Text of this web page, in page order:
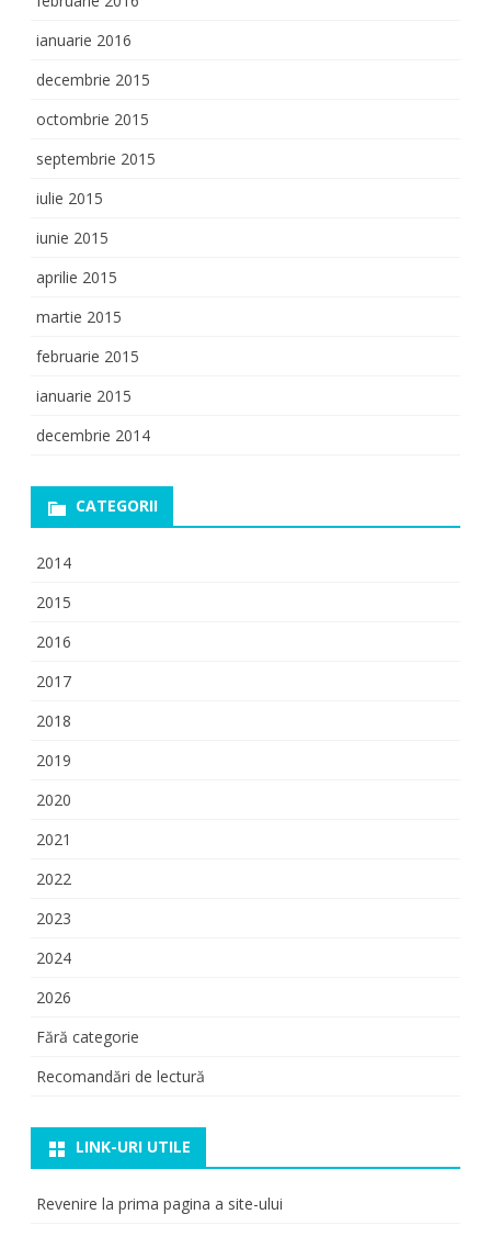
ianuarie 2016
decembrie 2015
octombrie 2015
septembrie 2015
iulie 2015
iunie 2015
aprilie 2015
martie 2015
februarie 2015
ianuarie 2015
decembrie 2014
CATEGORII
2014
2015
2016
2017
2018
2019
2020
2021
2022
2023
2024
2026
Fără categorie
Recomandări de lectură
LINK-URI UTILE
Revenire la prima pagina a site-ului